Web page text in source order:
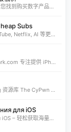
实时对比全球各大区 App Store 的应用价格，帮您找到购买数字产品的最佳时机。支持实时汇率换算和 AI 智能分析。
Subs
拒绝多花冤枉钱，实时跟踪、对比 Spotify, YouTube, Netflix, AI 等更多 App 的全球订阅价格。发现 App Store 最低价国家，订阅费用立省 80%。
iPA资源一站式下载平台——ipapark.com ipapark.com 专注提供 iPhone、iPad、iPod 软体的 IPA 文件下载服务，覆盖 iOS4 至 iOS16 全系统版本，满足不同机型的用户需求。无论是正版砸壳、开心版软件，还是越狱插件、免费证书，都可在本站快速获取。 核心优势 **全网最全 ip
CyPwn IPA Library——最全的 iOS Sideloading 资源库 The CyPwn IPA Library is the most complete sideloading library available for iOS devices. 这里聚合了海量 IPA 包，覆盖 Jailbreak
для iOS
Скачать бесплатно игры и приложения для iOS – 轻松获取海量精品 在 iklassika.ru，您可以 Скачать 各类 бесплатно 的 игры 与 приложения，专为 iOS 设备打造。平台汇聚最新、最热的移动资源，让用户无需繁琐搜索，一键下载，畅享无